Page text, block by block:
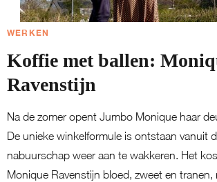
WERKEN
Koffie met ballen:
Ravenstijn
Na de zomer opent Jumbo Monique haar
De unieke winkelformule is ontstaan vanuit
nabuurschap weer aan te wakkeren. Het
Monique Ravenstijn bloed, zweet en tranen,